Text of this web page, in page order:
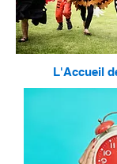
L'Accueil